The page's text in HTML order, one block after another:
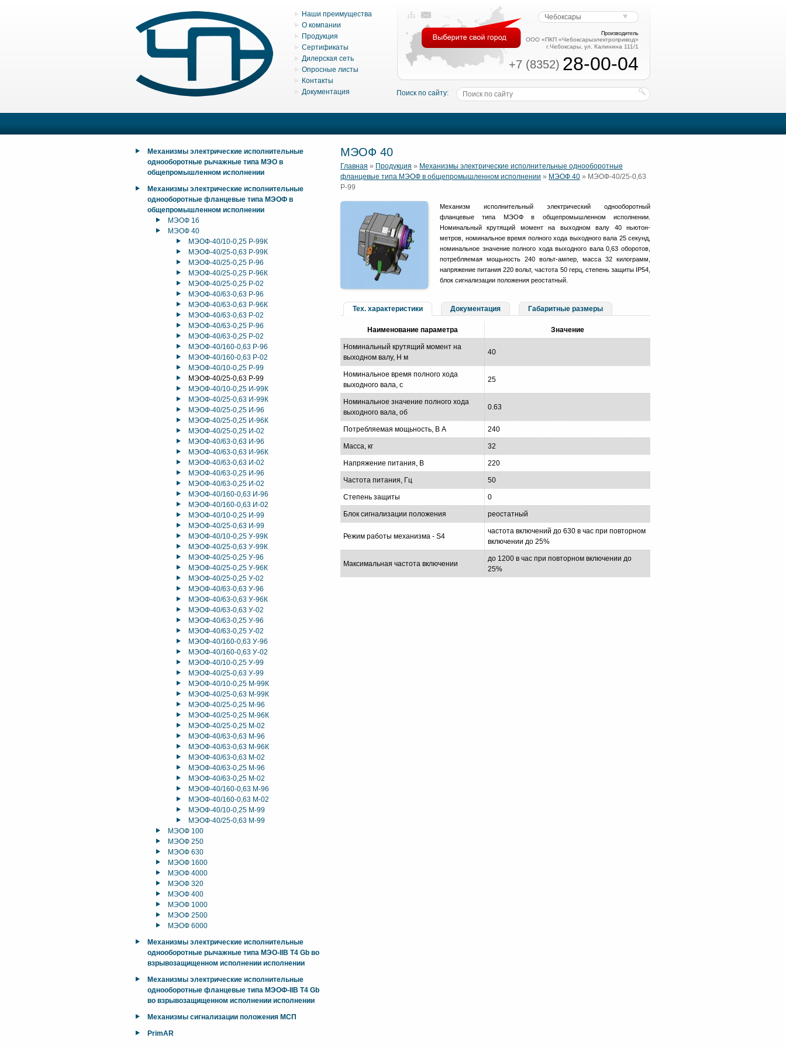
Наши преимущества
О компании
Продукция
Сертификаты
Дилерская сеть
Опросные листы
Контакты
Документация
Поиск по сайту:
Чебоксары
Производитель
ООО «ПКП «Чебоксарыэлектропривод»
г.Чебоксары, ул. Калинина 111/1
+7 (8352) 28-00-04
Механизмы электрические исполнительные
однооборотные рычажные типа МЭО в
общепромышленном исполнении
Механизмы электрические исполнительные
однооборотные фланцевые типа МЭОФ в
общепромышленном исполнении
МЭОФ 16
МЭОФ 40
МЭОФ-40/10-0,25 Р-99К
МЭОФ-40/25-0,63 Р-99К
МЭОФ-40/25-0,25 Р-96
МЭОФ-40/25-0,25 Р-96К
МЭОФ-40/25-0,25 Р-02
МЭОФ-40/63-0,63 Р-96
МЭОФ-40/63-0,63 Р-96К
МЭОФ-40/63-0,63 Р-02
МЭОФ-40/63-0,25 Р-96
МЭОФ-40/63-0,25 Р-02
МЭОФ-40/160-0,63 Р-96
МЭОФ-40/160-0,63 Р-02
МЭОФ-40/10-0,25 Р-99
МЭОФ-40/25-0,63 Р-99
МЭОФ-40/10-0,25 И-99К
МЭОФ-40/25-0,63 И-99К
МЭОФ-40/25-0,25 И-96
МЭОФ-40/25-0,25 И-96К
МЭОФ-40/25-0,25 И-02
МЭОФ-40/63-0,63 И-96
МЭОФ-40/63-0,63 И-96К
МЭОФ-40/63-0,63 И-02
МЭОФ-40/63-0,25 И-96
МЭОФ-40/63-0,25 И-02
МЭОФ-40/160-0,63 И-96
МЭОФ-40/160-0,63 И-02
МЭОФ-40/10-0,25 И-99
МЭОФ-40/25-0,63 И-99
МЭОФ-40/10-0,25 У-99К
МЭОФ-40/25-0,63 У-99К
МЭОФ-40/25-0,25 У-96
МЭОФ-40/25-0,25 У-96К
МЭОФ-40/25-0,25 У-02
МЭОФ-40/63-0,63 У-96
МЭОФ-40/63-0,63 У-96К
МЭОФ-40/63-0,63 У-02
МЭОФ-40/63-0,25 У-96
МЭОФ-40/63-0,25 У-02
МЭОФ-40/160-0,63 У-96
МЭОФ-40/160-0,63 У-02
МЭОФ-40/10-0,25 У-99
МЭОФ-40/25-0,63 У-99
МЭОФ-40/10-0,25 М-99К
МЭОФ-40/25-0,63 М-99К
МЭОФ-40/25-0,25 М-96
МЭОФ-40/25-0,25 М-96К
МЭОФ-40/25-0,25 М-02
МЭОФ-40/63-0,63 М-96
МЭОФ-40/63-0,63 М-96К
МЭОФ-40/63-0,63 М-02
МЭОФ-40/63-0,25 М-96
МЭОФ-40/63-0,25 М-02
МЭОФ-40/160-0,63 М-96
МЭОФ-40/160-0,63 М-02
МЭОФ-40/10-0,25 М-99
МЭОФ-40/25-0,63 М-99
МЭОФ 100
МЭОФ 250
МЭОФ 630
МЭОФ 1600
МЭОФ 4000
МЭОФ 320
МЭОФ 400
МЭОФ 1000
МЭОФ 2500
МЭОФ 6000
Механизмы электрические исполнительные
однооборотные рычажные типа МЭО-IIB T4 Gb во
взрывозащищенном исполнении исполнении
Механизмы электрические исполнительные
однооборотные фланцевые типа МЭОФ-IIB T4 Gb
во взрывозащищенном исполнении исполнении
Механизмы сигнализации положения МСП
PrimAR
МЭОФ 40
Главная » Продукция » Механизмы электрические исполнительные однооборотные
фланцевые типа МЭОФ в общепромышленном исполнении » МЭОФ 40 » МЭОФ-40/25-0,63
Р-99
Механизм исполнительный электрический однооборотный
фланцевые типа МЭОФ в общепромышленном исполнении.
Номинальный крутящий момент на выходном валу 40 ньютон-
метров, номинальное время полного хода выходного вала 25 секунд,
номинальное значение полного хода выходного вала 0,63 оборотов,
потребляемая мощьность 240 вольт-ампер, масса 32 килограмм,
напряжение питания 220 вольт, частота 50 герц, степень защиты IP54,
блок сигнализации положения реостатный.
Тех. характеристики Документация Габаритные размеры
Наименование параметра Значение
Номинальный крутящий момент на
выходном валу, Н м
40
Номинальное время полного хода
выходного вала, с
25
Номинальное значение полного хода
выходного вала, об
0.63
Потребляемая мощьность, В А 240
Масса, кг 32
Напряжение питания, В 220
Частота питания, Гц 50
Степень защиты 0
Блок сигнализации положения реостатный
Режим работы механизма - S4
частота включений до 630 в час при повторном
включении до 25%
Максимальная частота включении
до 1200 в час при повторном включении до
25%